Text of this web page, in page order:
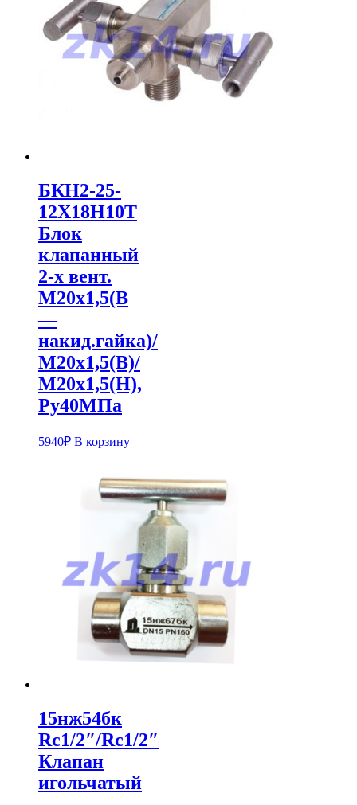
БКН2-25-
12Х18Н10Т
Блок
клапанный
2-х вент.
М20х1,5(В
—
накид.гайка)/
М20х1,5(В)/
М20х1,5(Н),
Pу40МПа
5940₽ В корзину
15нж54бк
Rс1/2″/Rс1/2″
Клапан
игольчатый